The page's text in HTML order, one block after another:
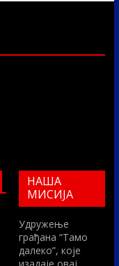
НАША
МИСИЈА
Удружење
грађана “Тамо
далеко”, које